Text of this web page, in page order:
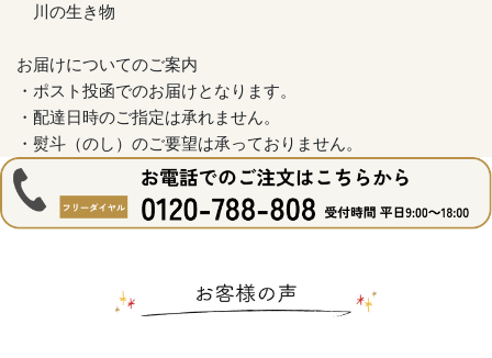
川の生き物
お届けについてのご案内
・ポスト投函でのお届けとなります。
・配達日時のご指定は承れません。
・熨斗（のし）のご要望は承っておりません。